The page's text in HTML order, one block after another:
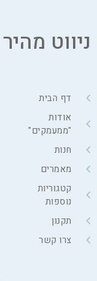
ניווט מהיר
דף הבית
אודות
"ממעמקים"
חנות
מאמרים
קטגוריות
נוספות
תקנון
צרו קשר